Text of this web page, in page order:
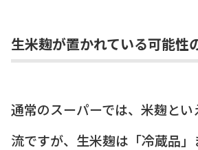
生米麹が置かれている可能性
通常のスーパーでは、米麹と
流ですが、生米麹は「冷蔵品